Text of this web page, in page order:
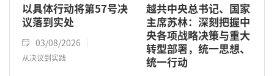
以具体行动将第57号决
议落到实处
03/08/2026
从决议到实践
越共中央总书记、国家
主席苏林：深刻把握中
央各项战略决策与重大
转型部署，统一思想、
统一行动